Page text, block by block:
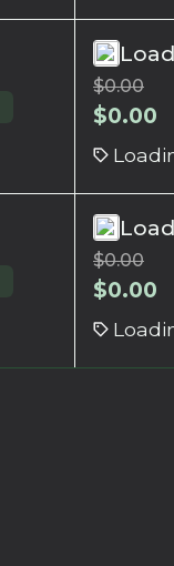
$0.00
$0.00
$0.00
$0.00